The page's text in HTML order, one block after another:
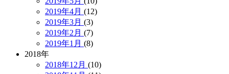
2019年4月 (12)
2019年3月 (3)
2019年2月 (7)
2019年1月 (8)
2018年
2018年12月 (10)